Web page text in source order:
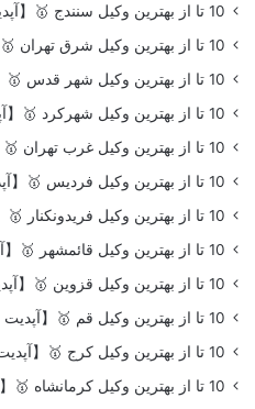
10 تا از بهترین وکیل سنندج 🥇【آپدیت جدید】
10 تا از بهترین وکیل شرق تهران 🥇【آپدیت جدید】
10 تا از بهترین وکیل شهر قدس 🥇【آپدیت جدید】
10 تا از بهترین وکیل شهرکرد 🥇【آپدیت جدید】
10 تا از بهترین وکیل غرب تهران 🥇【آپدیت جدید】
10 تا از بهترین وکیل فردیس 🥇【آپدیت جدید】
10 تا از بهترین وکیل فریدونکنار 🥇【آپدیت جدید】
10 تا از بهترین وکیل قائمشهر 🥇【آپدیت جدید】
10 تا از بهترین وکیل قزوین 🥇【آپدیت جدید】⚖️
10 تا از بهترین وکیل قم 🥇【آپدیت جدید】
10 تا از بهترین وکیل کرج 🥇【آپدیت جدید】⚖️
10 تا از بهترین وکیل کرمانشاه 🥇【آپدیت جدید】